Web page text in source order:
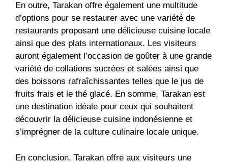
En outre, Tarakan offre également une multitude
d’options pour se restaurer avec une variété de
restaurants proposant une délicieuse cuisine locale
ainsi que des plats internationaux. Les visiteurs
auront également l’occasion de goûter à une grande
variété de collations sucrées et salées ainsi que
des boissons rafraîchissantes telles que le jus de
fruits frais et le thé glacé. En somme, Tarakan est
une destination idéale pour ceux qui souhaitent
découvrir la délicieuse cuisine indonésienne et
s’imprégner de la culture culinaire locale unique.
En conclusion, Tarakan offre aux visiteurs une